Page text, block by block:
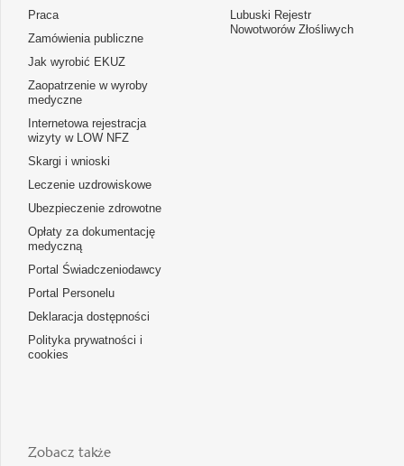
Praca
Zamówienia publiczne
Jak wyrobić EKUZ
Zaopatrzenie w wyroby
medyczne
Internetowa rejestracja
wizyty w LOW NFZ
Skargi i wnioski
Leczenie uzdrowiskowe
Ubezpieczenie zdrowotne
Opłaty za dokumentację
medyczną
Portal Świadczeniodawcy
Portal Personelu
Deklaracja dostępności
Polityka prywatności i
cookies
Lubuski Rejestr
Nowotworów Złośliwych
Zobacz także